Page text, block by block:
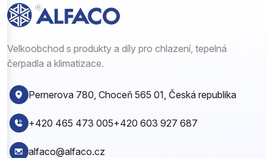
Velkoobchod s produkty a díly pro chlazení, tepelná
čerpadla a klimatizace.
Pernerova 780, Choceň 565 01, Česká republika
+420 465 473 005+420 603 927 687
alfaco@alfaco.cz